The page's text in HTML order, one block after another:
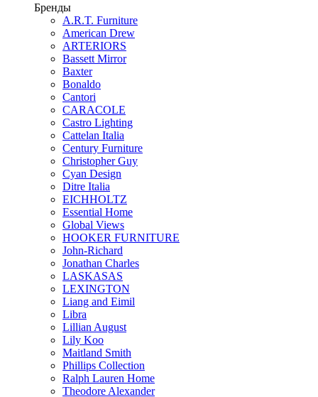
Бренды
A.R.T. Furniture
American Drew
ARTERIORS
Bassett Mirror
Baxter
Bonaldo
Cantori
CARACOLE
Castro Lighting
Cattelan Italia
Century Furniture
Christopher Guy
Cyan Design
Ditre Italia
EICHHOLTZ
Essential Home
Global Views
HOOKER FURNITURE
John-Richard
Jonathan Charles
LASKASAS
LEXINGTON
Liang and Eimil
Libra
Lillian August
Lily Koo
Maitland Smith
Phillips Collection
Ralph Lauren Home
Theodore Alexander